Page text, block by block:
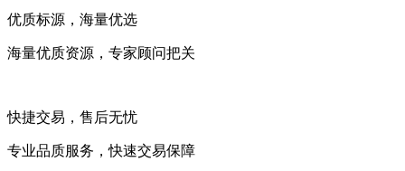
优质标源，海量优选
海量优质资源，专家顾问把关
快捷交易，售后无忧
专业品质服务，快速交易保障